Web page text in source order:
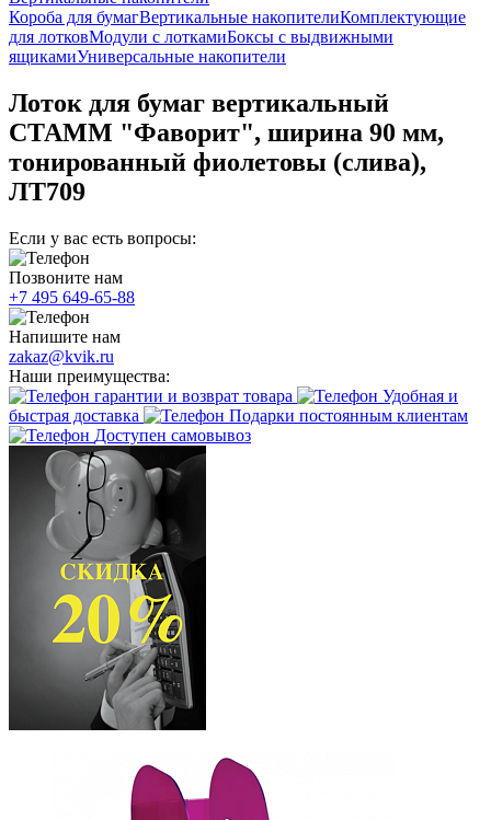
Короба для бумагВертикальные накопителиКомплектующие
для лотковМодули с лоткамиБоксы с выдвижными
ящикамиУниверсальные накопители
Лоток для бумаг вертикальный
СТАММ "Фаворит", ширина 90 мм,
тонированный фиолетовы (слива),
ЛТ709
Если у вас есть вопросы:
Позвоните нам
+7 495 649-65-88
Напишите нам
zakaz@kvik.ru
Наши преимущества:
гарантии и возврат товара
Удобная и
быстрая доставка
Подарки постоянным клиентам
Доступен самовывоз